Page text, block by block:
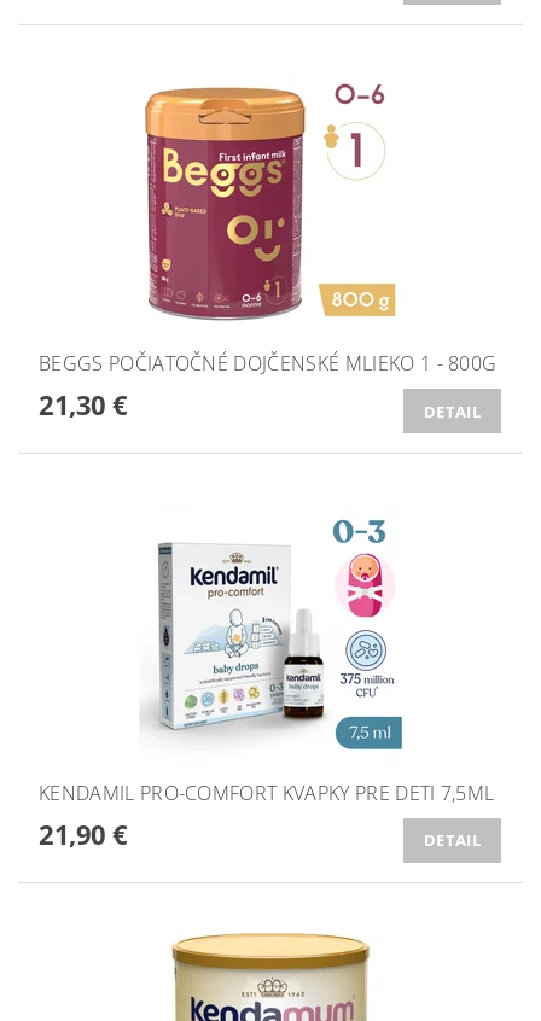
BEGGS POČIATOČNÉ DOJČENSKÉ MLIEKO 1 - 800G
21,30 € DETAIL
KENDAMIL PRO-COMFORT KVAPKY PRE DETI 7,5ML
21,90 € DETAIL